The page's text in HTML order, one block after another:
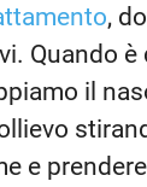
,
Quando
il
e